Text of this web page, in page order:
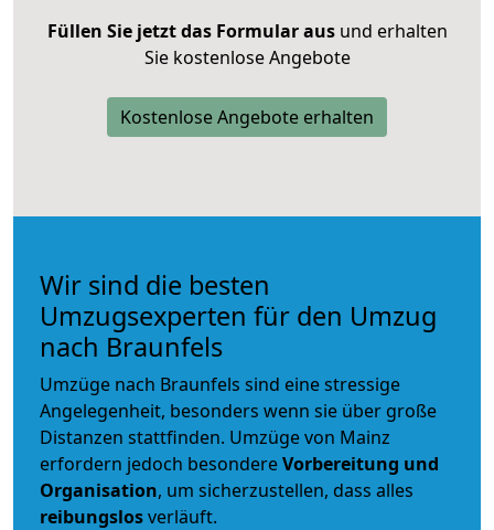
Füllen Sie jetzt das Formular ausund erhalten
Sie kostenlose Angebote
Kostenlose Angebote erhalten
Wir sind die besten
Umzugsexperten für den Umzug
nach Braunfels
Umzüge nach Braunfels sind eine stressige
Angelegenheit, besonders wenn sie über große
Distanzen stattfinden. Umzüge von Mainz
erfordern jedoch besondereVorbereitung und
Organisation, um sicherzustellen, dass alles
reibungslosverläuft.